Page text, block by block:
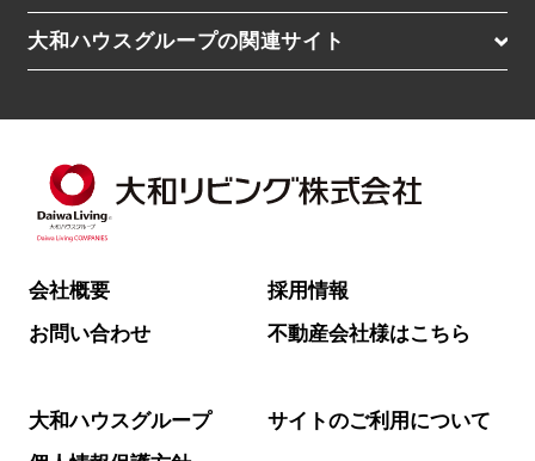
D-residence（高級レジデンス）
D-ROOM Share（シェアハウス）
Roygent Parks Hanoi（海外SA／ベトナム）
Roygent Parks Hai Phong（海外SA／ベトナム）
大和ハウスグループの関連サイト
会社概要
採用情報
お問い合わせ
不動産会社様はこちら
大和ハウスグループ
サイトのご利用について